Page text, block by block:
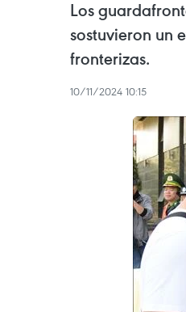
Los
sostuvieron un
fronterizas.
10/11/2024 10:15